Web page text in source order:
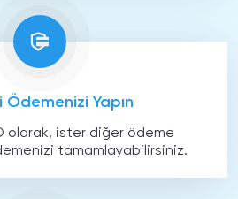
Ödemenizi Yapın
olarak, ister diğer ödeme
tamamlayabilirsiniz.